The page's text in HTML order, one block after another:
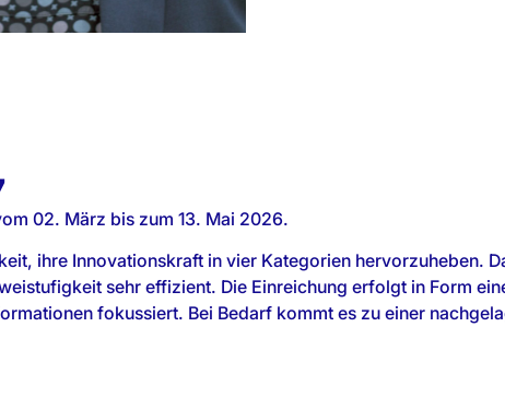
02. März bis zum 13. Mai 2026.
ihre Innovationskraft in vier Kategorien hervorzuheben.
sehr effizient. Die Einreichung erfolgt in Form
fokussiert. Bei Bedarf kommt es zu einer